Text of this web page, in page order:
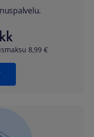
8,99 €